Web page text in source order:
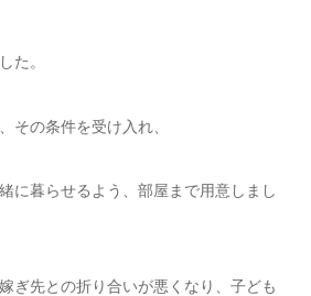
た。
その条件を受け入れ、
に暮らせるよう、部屋まで用意しまし
ぎ先との折り合いが悪くなり、子ども